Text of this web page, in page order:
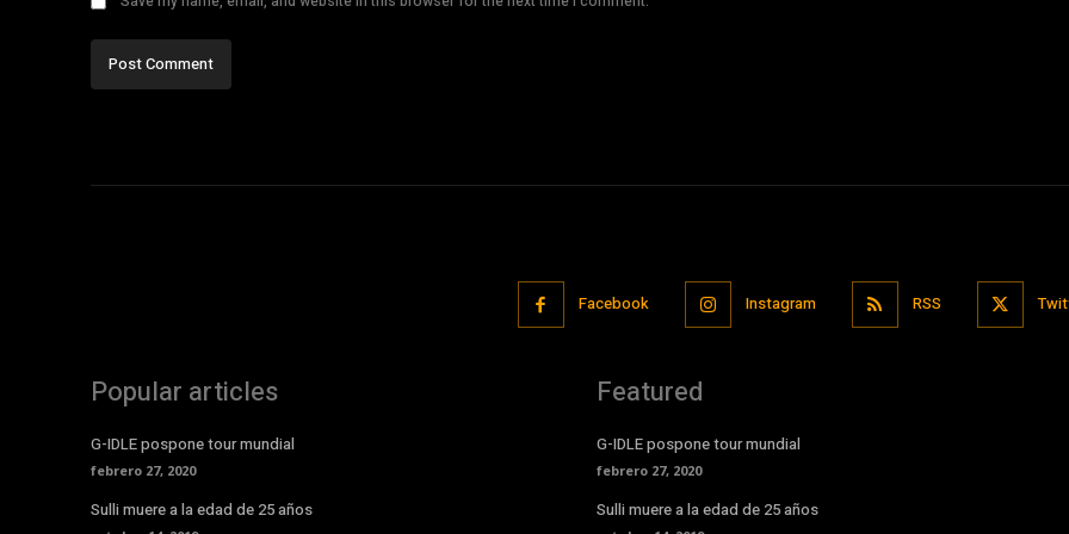
Facebook Instagram RSS
Popular articles
G-IDLE pospone tour mundial
febrero 27, 2020
Sulli muere a la edad de 25 años
Featured
G-IDLE pospone tour mundial
febrero 27, 2020
Sulli muere a la edad de 25 años